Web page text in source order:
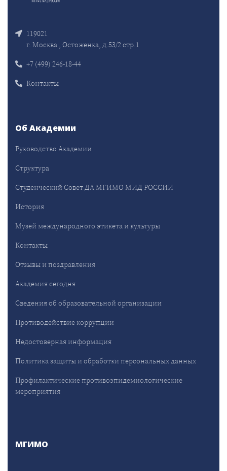
119021
г. Москва , Остоженка, д.53/2 стр.1
+7 (499) 246-18-44
Контакты
Об Академии
Руководство Академии
Структура
Студенческий Совет ДА МГИМО МИД РОССИИ
История
Музей международного этикета и культуры
Контакты
Отзывы и поздравления
Академия сегодня
Сведения об образовательной организации
Противодействие коррупции
Недостоверная информация
Политика защиты и обработки персональных данных
Профилактические противоэпидемиологические
мероприятия
МГИМО